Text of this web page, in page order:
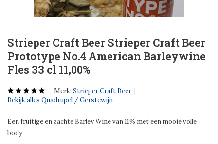
Strieper Craft Beer Strieper Craft Beer
Prototype No.4 American Barleywine
Fles 33 cl 11,00%
Merk: Strieper Craft Beer
Bekijk alles Quadrupel / Gerstewijn
Een fruitige en zachte Barley Wine van 11% met een mooie volle
body